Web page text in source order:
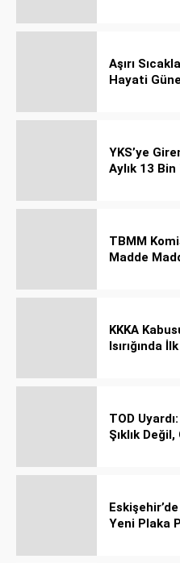
Aşırı
Hayati
YKS’ye
Aylık 13
TBMM
Madde
KKKA
Isırığında
TOD
Şıklık
Yeni Plaka